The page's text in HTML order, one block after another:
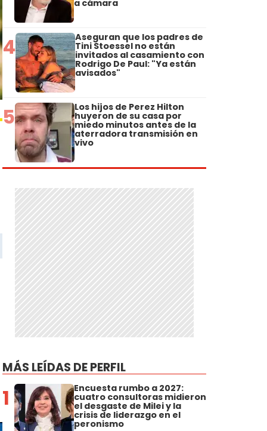
a cámara
4 Aseguran que los padres de
Tini Stoessel no están
invitados al casamiento con
Rodrigo De Paul: "Ya están
avisados"
5 Los hijos de Perez Hilton
huyeron de su casa por
miedo minutos antes de la
aterradora transmisión en
vivo
MÁS LEÍDAS DE PERFIL
1 Encuesta rumbo a 2027:
cuatro consultoras midieron
el desgaste de Milei y la
crisis de liderazgo en el
peronismo